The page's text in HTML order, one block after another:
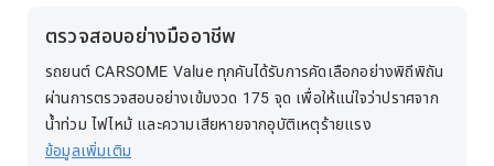
ตรวจสอบอย่างมืออาชีพ
รถยนต์ CARSOME Value ทุกคันได้รับการคัดเลือกอย่างพิถีพิถัน
ผ่านการตรวจสอบอย่างเข้มงวด 175 จุด เพื่อให้แน่ใจว่าปราศจาก
น้ำท่วม ไฟไหม้ และความเสียหายจากอุบัติเหตุร้ายแรง
ข้อมูลเพิ่มเติม